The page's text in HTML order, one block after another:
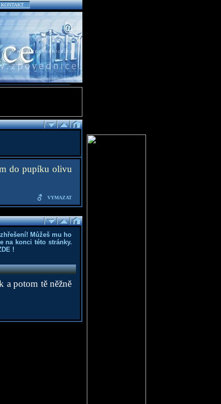
KONTAKT
do pupíku olivu
VYMAZAT
Můžeš mu ho
na konci této stránky.
!
potom tě něžně